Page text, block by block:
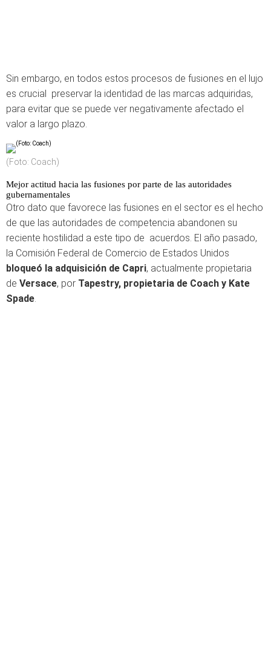
Sin embargo, en todos estos procesos de fusiones en el lujo
es crucial preservar la identidad de las marcas adquiridas,
para evitar que se puede ver negativamente afectado el
valor a largo plazo.
(Foto: Coach)
Mejor actitud hacia las fusiones por parte de las autoridades
gubernamentales
Otro dato que favorece las fusiones en el sector es el hecho
de que las autoridades de competencia abandonen su
reciente hostilidad a este tipo de acuerdos. El año pasado,
la Comisión Federal de Comercio de Estados Unidos
bloqueó la adquisición de Capri, actualmente propietaria
de Versace, por Tapestry, propietaria de Coach y Kate
Spade.